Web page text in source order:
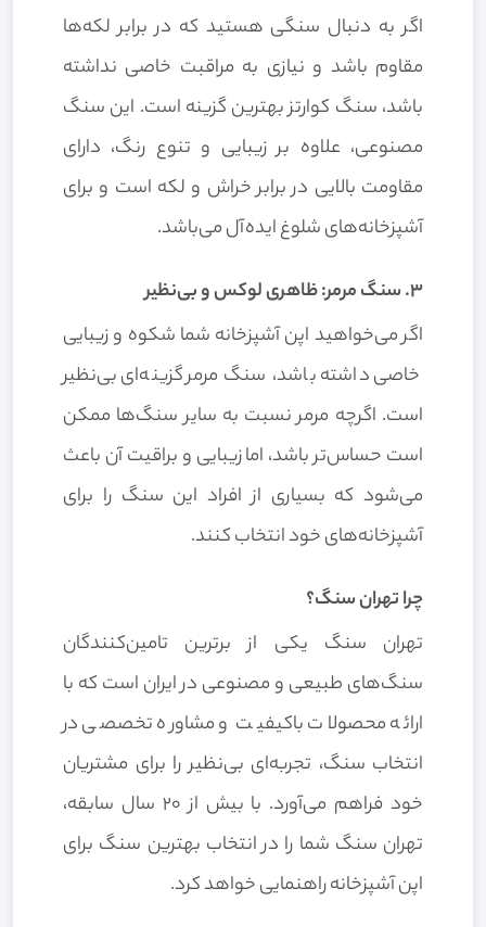
اگر به دنبال سنگی هستید که در برابر لکه‌ها
مقاوم باشد و نیازی به مراقبت خاصی نداشته
باشد، سنگ کوارتز بهترین گزینه است. این سنگ
مصنوعی، علاوه بر زیبایی و تنوع رنگ، دارای
مقاومت بالایی در برابر خراش و لکه است و برای
آشپزخانه‌های شلوغ ایده‌آل می‌باشد.
3. سنگ مرمر: ظاهری لوکس و بی‌نظیر
اگر می‌خواهید اپن آشپزخانه شما شکوه و زیبایی
خاصی داشته باشد، سنگ مرمر گزینه‌ای بی‌نظیر
است. اگرچه مرمر نسبت به سایر سنگ‌ها ممکن
است حساس‌تر باشد، اما زیبایی و براقیت آن باعث
می‌شود که بسیاری از افراد این سنگ را برای
آشپزخانه‌های خود انتخاب کنند.
چرا تهران سنگ؟
تهران سنگ یکی از برترین تامین‌کنندگان
سنگ‌های طبیعی و مصنوعی در ایران است که با
ارائه محصولات باکیفیت و مشاوره تخصصی در
انتخاب سنگ، تجربه‌ای بی‌نظیر را برای مشتریان
خود فراهم می‌آورد. با بیش از 20 سال سابقه،
تهران سنگ شما را در انتخاب بهترین سنگ برای
اپن آشپزخانه راهنمایی خواهد کرد.